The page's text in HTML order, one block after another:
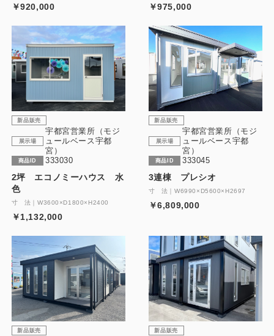
￥920,000 ￥975,000
新品販売
展示場
宇都宮営業所（モジ
ュールベース宇都
宮）
商品ID 333030
2坪 エコノミーハウス 水
色
寸 法｜W3600×D1800×H2400
￥1,132,000
新品販売
展示場
宇都宮営業所（モジ
ュールベース宇都
宮）
商品ID 333045
3連棟 プレシオ
寸 法｜W6990×D5600×H2697
￥6,809,000
新品販売 新品販売